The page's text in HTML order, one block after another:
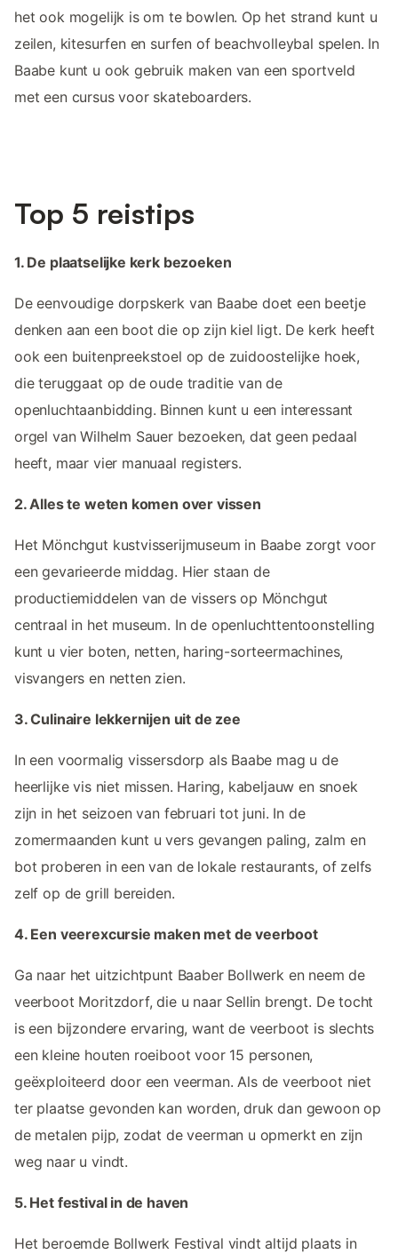
het ook mogelijk is om te bowlen. Op het strand kunt u
zeilen, kitesurfen en surfen of beachvolleybal spelen. In
Baabe kunt u ook gebruik maken van een sportveld
met een cursus voor skateboarders.
Top 5 reistips
1. De plaatselijke kerk bezoeken
De eenvoudige dorpskerk van Baabe doet een beetje
denken aan een boot die op zijn kiel ligt. De kerk heeft
ook een buitenpreekstoel op de zuidoostelijke hoek,
die teruggaat op de oude traditie van de
openluchtaanbidding. Binnen kunt u een interessant
orgel van Wilhelm Sauer bezoeken, dat geen pedaal
heeft, maar vier manuaal registers.
2. Alles te weten komen over vissen
Het Mönchgut kustvisserijmuseum in Baabe zorgt voor
een gevarieerde middag. Hier staan de
productiemiddelen van de vissers op Mönchgut
centraal in het museum. In de openluchttentoonstelling
kunt u vier boten, netten, haring-sorteermachines,
visvangers en netten zien.
3. Culinaire lekkernijen uit de zee
In een voormalig vissersdorp als Baabe mag u de
heerlijke vis niet missen. Haring, kabeljauw en snoek
zijn in het seizoen van februari tot juni. In de
zomermaanden kunt u vers gevangen paling, zalm en
bot proberen in een van de lokale restaurants, of zelfs
zelf op de grill bereiden.
4. Een veerexcursie maken met de veerboot
Ga naar het uitzichtpunt Baaber Bollwerk en neem de
veerboot Moritzdorf, die u naar Sellin brengt. De tocht
is een bijzondere ervaring, want de veerboot is slechts
een kleine houten roeiboot voor 15 personen,
geëxploiteerd door een veerman. Als de veerboot niet
ter plaatse gevonden kan worden, druk dan gewoon op
de metalen pijp, zodat de veerman u opmerkt en zijn
weg naar u vindt.
5. Het festival in de haven
Het beroemde Bollwerk Festival vindt altijd plaats in